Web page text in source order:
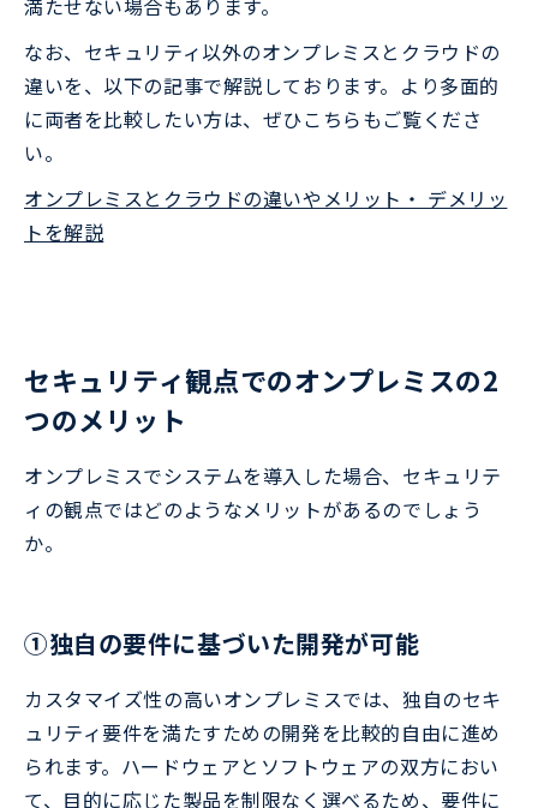
満たせない場合もあります。
なお、セキュリティ以外のオンプレミスとクラウドの
違いを、以下の記事で解説しております。より多面的
に両者を比較したい方は、ぜひこちらもご覧くださ
い。
オンプレミスとクラウドの違いやメリット・ デメリッ
トを解説
セキュリティ観点でのオンプレミスの2
つのメリット
オンプレミスでシステムを導入した場合、セキュリテ
ィの観点ではどのようなメリットがあるのでしょう
か。
①独自の要件に基づいた開発が可能
カスタマイズ性の高いオンプレミスでは、独自のセキ
ュリティ要件を満たすための開発を比較的自由に進め
られます。ハードウェアとソフトウェアの双方におい
て、目的に応じた製品を制限なく選べるため、要件に